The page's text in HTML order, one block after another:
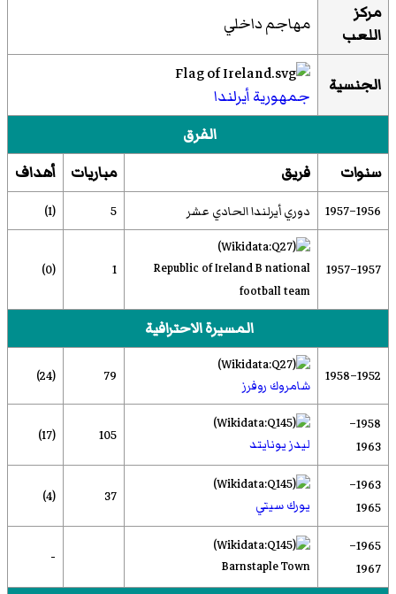
مركز
اللعب
مهاجم داخلي
الجنسية
جمهورية أيرلندا
الفرق
سنوات
فريق مباريات أهداف
1956–1957 دوري أيرلندا الحادي عشر 5
(1)
1957–1957
Republic of Ireland B national
football team
1
(0)
المسيرة الاحترافية
1952–1958
شامروك روفرز
79
(24)
1958–
1963
ليدز يونايتد 105
(17)
1963–
1965
يورك سيتي 37
(4)
1965–
1967
Barnstaple Town
-